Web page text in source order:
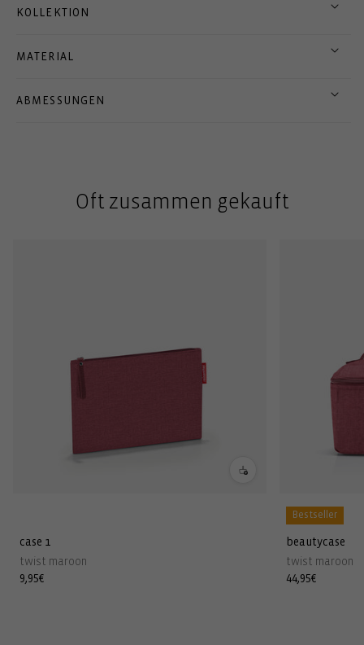
KOLLEKTION
MATERIAL
ABMESSUNGEN
Oft zusammen gekauft
case 1
twist maroon
Normaler
9,95€
Bestseller
beautycase
twist maroon
Normaler
44,95€